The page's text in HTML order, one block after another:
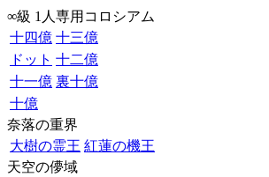
∞級 1人専用コロシアム
十四億 十三億
ドット 十二億
十一億 裏十億
十億
奈落の重界
大樹の霊王 紅蓮の機王
天空の儚域